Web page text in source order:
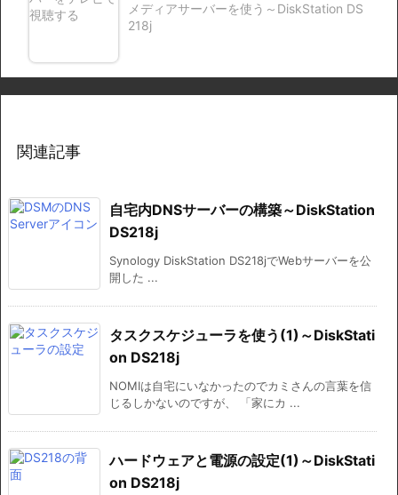
メディアサーバーを使う～DiskStation DS
218j
関連記事
自宅内DNSサーバーの構築～DiskStation
DS218j
Synology DiskStation DS218jでWebサーバーを公
開した ...
タスクスケジューラを使う(1)～DiskStati
on DS218j
NOMIは自宅にいなかったのでカミさんの言葉を信
じるしかないのですが、 「家にカ ...
ハードウェアと電源の設定(1)～DiskStati
on DS218j